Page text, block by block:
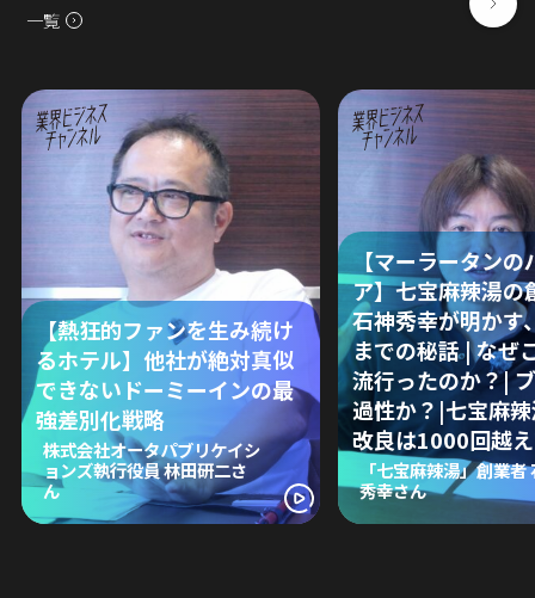
一覧
【熱狂的ファンを生み続け
るホテル】他社が絶対真似
できないドーミーインの最
強差別化戦略
株式会社オータパブリケイシ
ョンズ執行役員 林田研二さ
ん
【マーラータン
ア】七宝麻辣湯の
石神秀幸が明かす
までの秘話 | なぜ
流行ったのか？|
過性か？|七宝麻
改良は1000回越
「七宝麻辣湯」創業者
秀幸さん